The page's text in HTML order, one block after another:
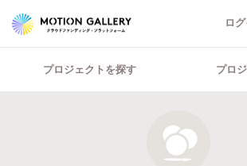
ロ
プロジェクトを探す プロ